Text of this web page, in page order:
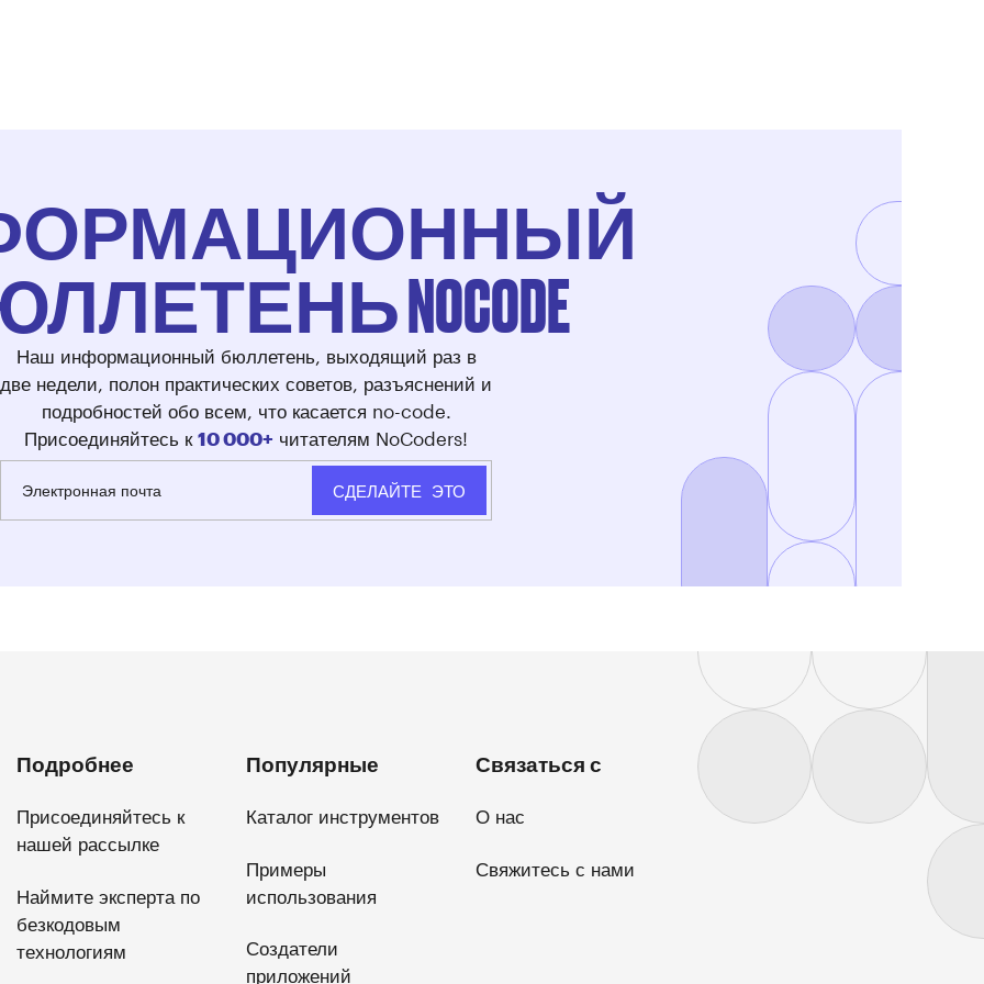
NOCODE
Наш информационный бюллетень, выходящий раз в
две недели, полон практических советов, разъяснений и
подробностей обо всем, что касается no-code.
Присоединяйтесь к 10 000+ читателям NoCoders!
Подробнее
Присоединяйтесь к
нашей рассылке
Наймите эксперта по
безкодовым
технологиям
Популярные
Каталог инструментов
Примеры
использования
Создатели
приложений
Связаться с
О нас
Свяжитесь с нами